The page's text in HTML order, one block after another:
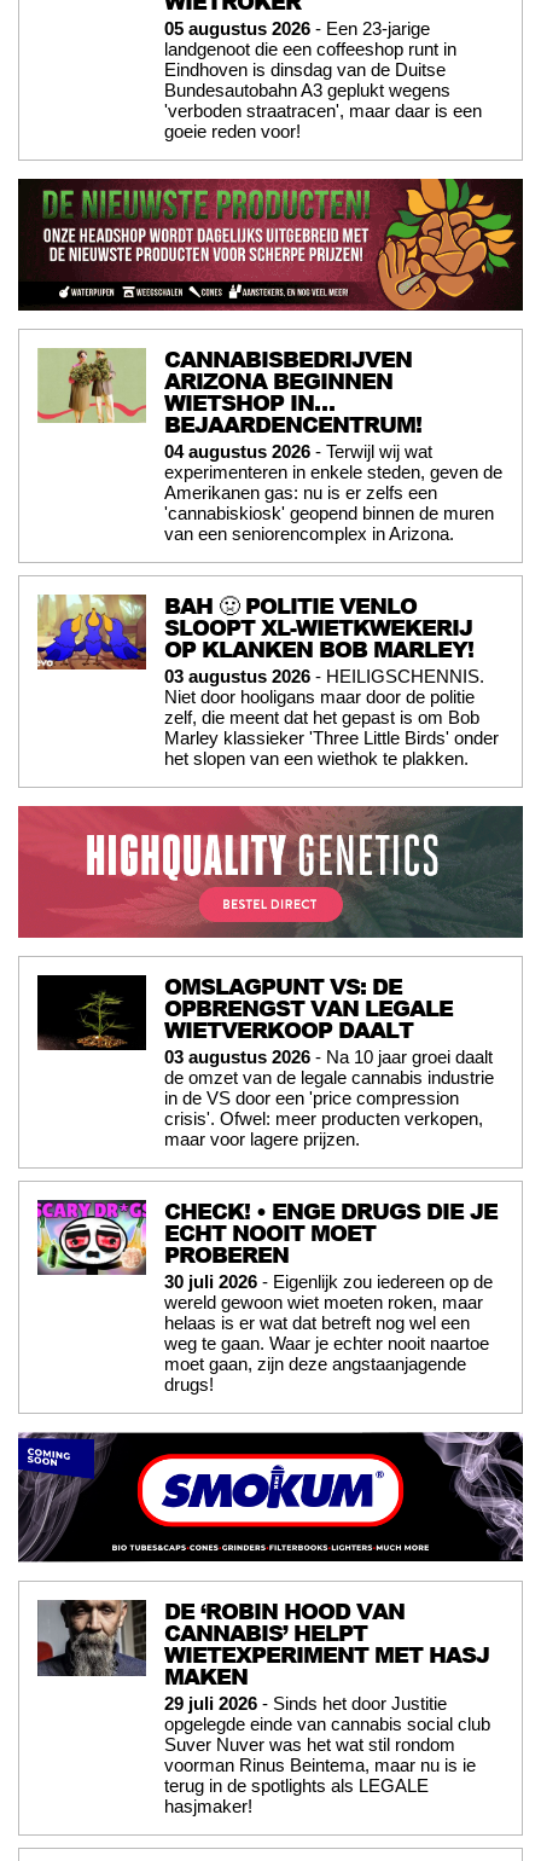
05 augustus 2026 - Een 23-jarige
landgenoot die een coffeeshop runt in
Eindhoven is dinsdag van de Duitse
Bundesautobahn A3 geplukt wegens
'verboden straatracen', maar daar is een
goeie reden voor!
CANNABISBEDRIJVEN
ARIZONA BEGINNEN
WIETSHOP IN…
BEJAARDENCENTRUM!
04 augustus 2026 - Terwijl wij wat
experimenteren in enkele steden, geven de
Amerikanen gas: nu is er zelfs een
'cannabiskiosk' geopend binnen de muren
van een seniorencomplex in Arizona.
BAH 🤢 POLITIE VENLO
SLOOPT XL-WIETKWEKERIJ
OP KLANKEN BOB MARLEY!
03 augustus 2026 - HEILIGSCHENNIS.
Niet door hooligans maar door de politie
zelf, die meent dat het gepast is om Bob
Marley klassieker 'Three Little Birds' onder
het slopen van een wiethok te plakken.
OMSLAGPUNT VS: DE
OPBRENGST VAN LEGALE
WIETVERKOOP DAALT
03 augustus 2026 - Na 10 jaar groei daalt
de omzet van de legale cannabis industrie
in de VS door een 'price compression
crisis'. Ofwel: meer producten verkopen,
maar voor lagere prijzen.
CHECK! • ENGE DRUGS DIE JE
ECHT NOOIT MOET
PROBEREN
30 juli 2026 - Eigenlijk zou iedereen op de
wereld gewoon wiet moeten roken, maar
helaas is er wat dat betreft nog wel een
weg te gaan. Waar je echter nooit naartoe
moet gaan, zijn deze angstaanjagende
drugs!
DE ‘ROBIN HOOD VAN
CANNABIS’ HELPT
WIETEXPERIMENT MET HASJ
MAKEN
29 juli 2026 - Sinds het door Justitie
opgelegde einde van cannabis social club
Suver Nuver was het wat stil rondom
voorman Rinus Beintema, maar nu is ie
terug in de spotlights als LEGALE
hasjmaker!